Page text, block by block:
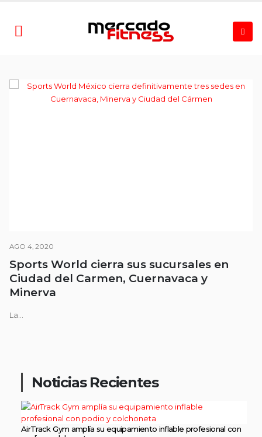
AGO 4, 2020
Sports World cierra sus sucursales en
Ciudad del Carmen, Cuernavaca y
Minerva
La...
Noticias Recientes
AirTrack Gym amplía su equipamiento inflable profesional con